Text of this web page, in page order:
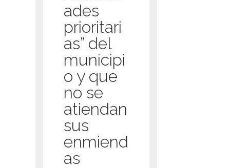
ades
prioritari
as” del
municipi
o y que
no se
atiendan
sus
enmiend
as